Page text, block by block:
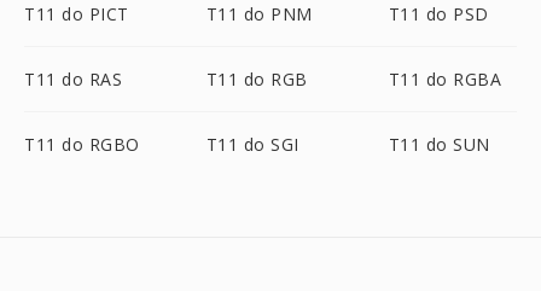
T11 do PICT T11 do PNM T11 do PSD
T11 do RAS T11 do RGB T11 do RGBA
T11 do RGBO T11 do SGI T11 do SUN